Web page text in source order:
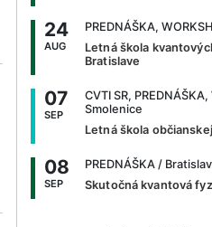
24
AUG
PREDNÁŠKA,
Letná škola
Bratislave
07
SEP
CVTI SR,
Smolenice
Letná škola
08
SEP
PREDNÁŠKA /
Skutočná kvantová